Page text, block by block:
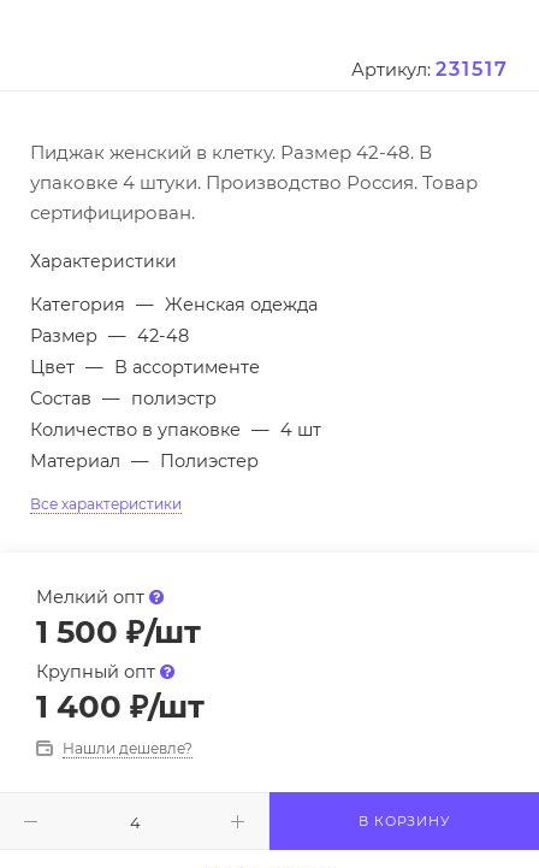
Артикул: 231517
Пиджак женский в клетку. Размер 42-48. В
упаковке 4 штуки. Производство Россия. Товар
сертифицирован.
Характеристики
Категория — Женская одежда
Размер — 42-48
Цвет — В ассортименте
Состав — полиэстр
Количество в упаковке — 4 шт
Материал — Полиэстер
Все характеристики
Мелкий опт
1 500 ₽/шт
Крупный опт
1 400 ₽/шт
Нашли дешевле?
В КОРЗИНУ